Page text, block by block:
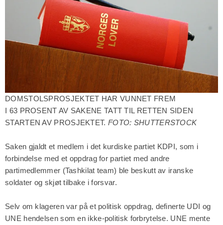
DOMSTOLSPROSJEKTET HAR VUNNET FREM
I 63 PROSENT AV SAKENE TATT TIL RETTEN SIDEN
STARTEN AV PROSJEKTET. FOTO: SHUTTERSTOCK
Saken gjaldt et medlem i det kurdiske partiet KDPI, som i
forbindelse med et oppdrag for partiet med andre
partimedlemmer (Tashkilat team) ble beskutt av iranske
soldater og skjøt tilbake i forsvar.
Selv om klageren var på et politisk oppdrag, definerte UDI og
UNE hendelsen som en ikke-politisk forbrytelse. UNE mente